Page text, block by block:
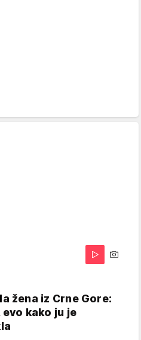
žena iz Crne Gore:
kako ju je